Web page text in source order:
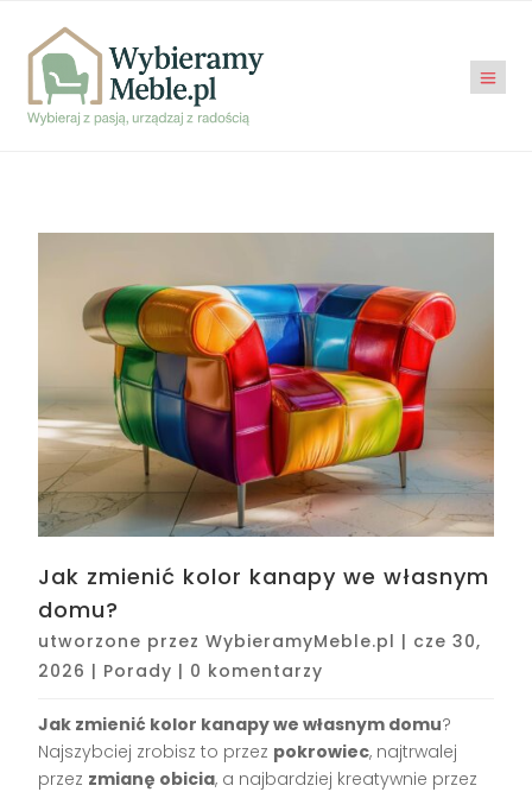
Jak zmienić kolor kanapy we własnym
domu?
utworzone przezWybieramyMeble.pl | cze 30,
2026 | Porady | 0 komentarzy
Jak zmienić kolor kanapy we własnym domu?
Najszybciej zrobisz to przez pokrowiec, najtrwalej
przez zmianę obicia, a najbardziej kreatywnie przez